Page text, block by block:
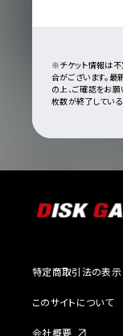
※チケット情報は不
合がございます。
の上、ご確認をお願
枚数が終了してい
特定商取引法の表示
このサイトについて
会社概要